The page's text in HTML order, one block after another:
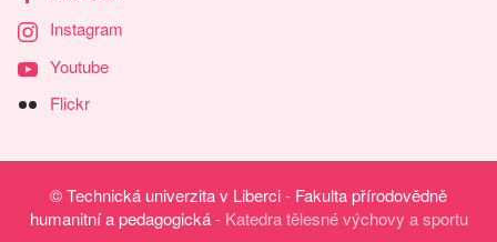
Instagram
Youtube
Flickr
©Technická univerzita v Liberci- Fakulta přírodovědně
humanitní a pedagogická- Katedra tělesné výchovy a sportu